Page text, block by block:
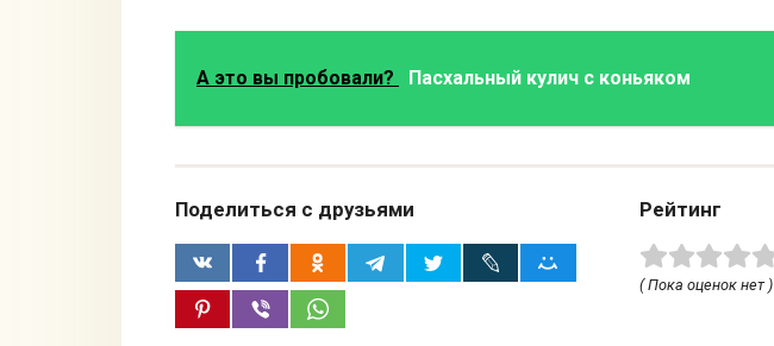
А это вы пробовали? Пасхальный кулич с коньяком
Поделиться с друзьями Рейтинг
( Пока оценок нет )